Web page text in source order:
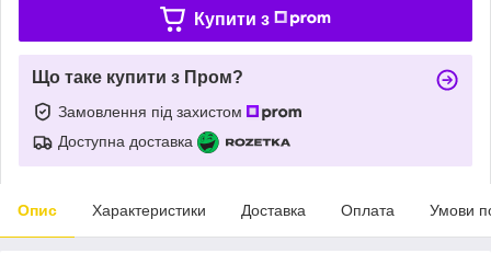
Купити з
Що таке купити з Пром?
Замовлення під захистом
Доступна доставка
Опис Характеристики Доставка Оплата Умови